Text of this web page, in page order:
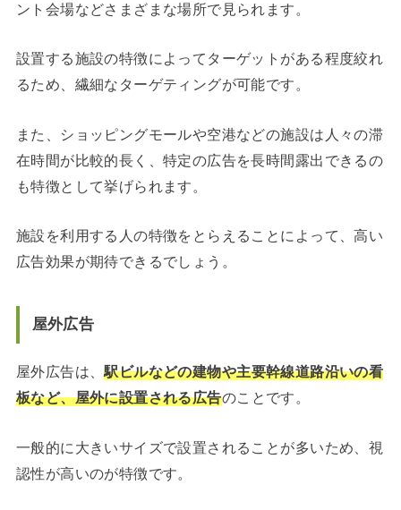
ント会場などさまざまな場所で見られます。
設置する施設の特徴によってターゲットがある程度絞れ
るため、繊細なターゲティングが可能です。
また、ショッピングモールや空港などの施設は人々の滞
在時間が比較的長く、特定の広告を長時間露出できるの
も特徴として挙げられます。
施設を利用する人の特徴をとらえることによって、高い
広告効果が期待できるでしょう。
屋外広告
屋外広告は、駅ビルなどの建物や主要幹線道路沿いの看
板など、屋外に設置される広告のことです。
一般的に大きいサイズで設置されることが多いため、視
認性が高いのが特徴です。